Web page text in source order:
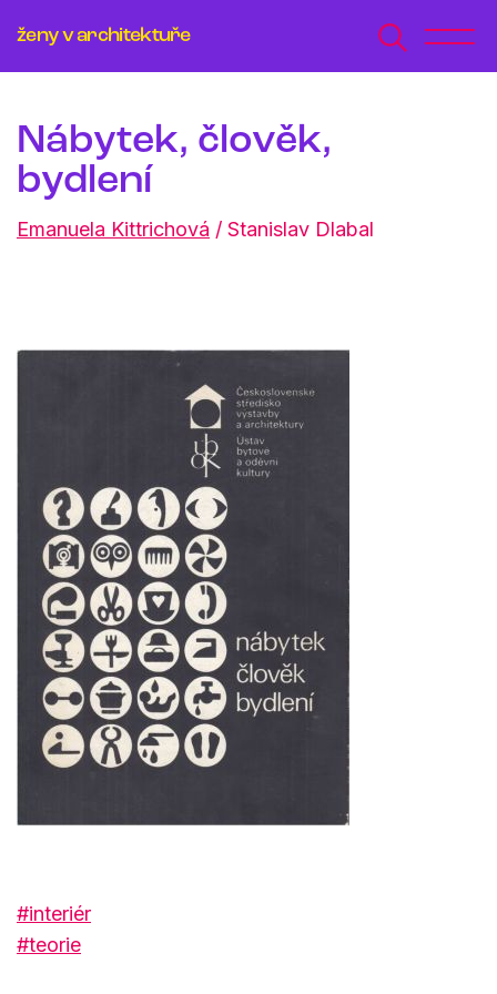
ženy v architektuře
Nábytek, člověk,
bydlení
Emanuela Kittrichová / Stanislav Dlabal
#interiér
#teorie